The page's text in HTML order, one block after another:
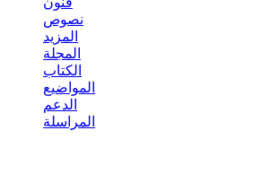
نصوص
المزيد
المجلة
الكتاب
المواضيع
الدعم
المراسلة